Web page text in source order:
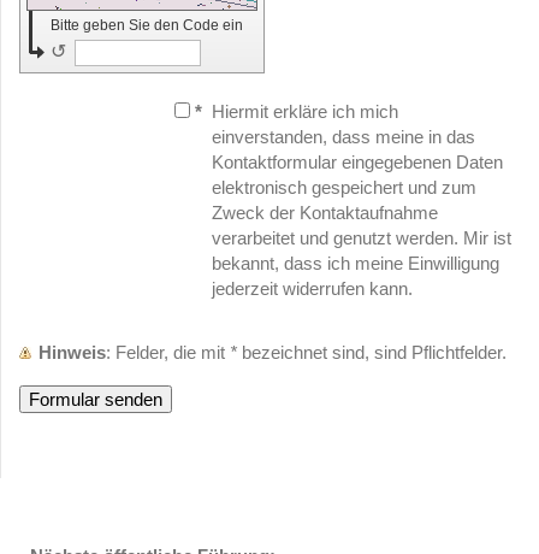
Bitte geben Sie den Code ein
↺
* Hiermit erkläre ich mich
einverstanden, dass meine in das
Kontaktformular eingegebenen Daten
elektronisch gespeichert und zum
Zweck der Kontaktaufnahme
verarbeitet und genutzt werden. Mir ist
bekannt, dass ich meine Einwilligung
jederzeit widerrufen kann.
Hinweis : Felder, die mit * bezeichnet sind, sind Pflichtfelder.